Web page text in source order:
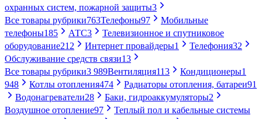
охранных систем, пожарной защиты3
Все товары рубрики763Телефоны97
Мобильные
телефоны185 АТС3
Телевизионное и спутниковое
оборудование212 Интернет провайдеры1 Телефония32
Обслуживание средств связи13
Все товары рубрики3 989Вентиляция113 Кондиционеры1
948
Котлы отопления474 Радиаторы отопления, батареи91
Водонагреватели28 Баки, гидроаккумуляторы2
Воздушное отопление97
Теплый пол и кабельные системы